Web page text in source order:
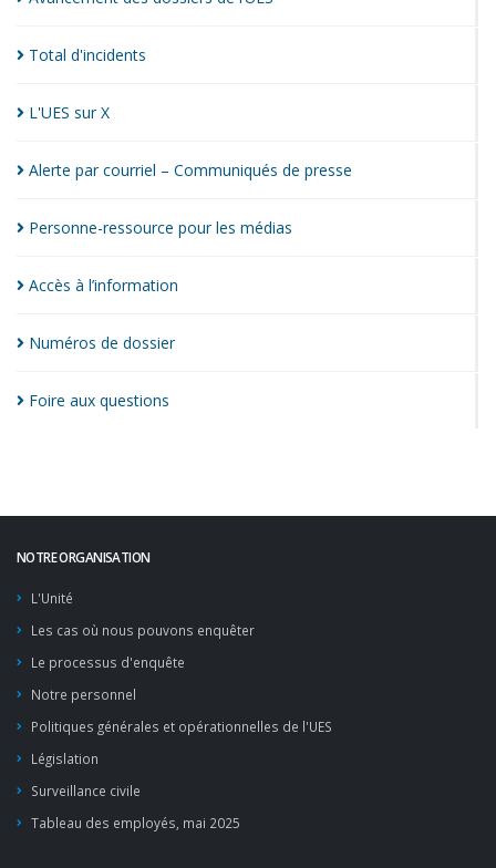
Total d'incidents
L'UES surX
Alerte par courriel – Communiqués de presse
Personne-ressource pour les médias
Accès à l’information
Numéros de dossier
Foire aux questions
NOTRE ORGANISATION
L'Unité
Les cas où nous pouvons enquêter
Le processus d'enquête
Notre personnel
Politiques générales et opérationnelles de l'UES
Législation
Surveillance civile
Tableau des employés, mai 2025